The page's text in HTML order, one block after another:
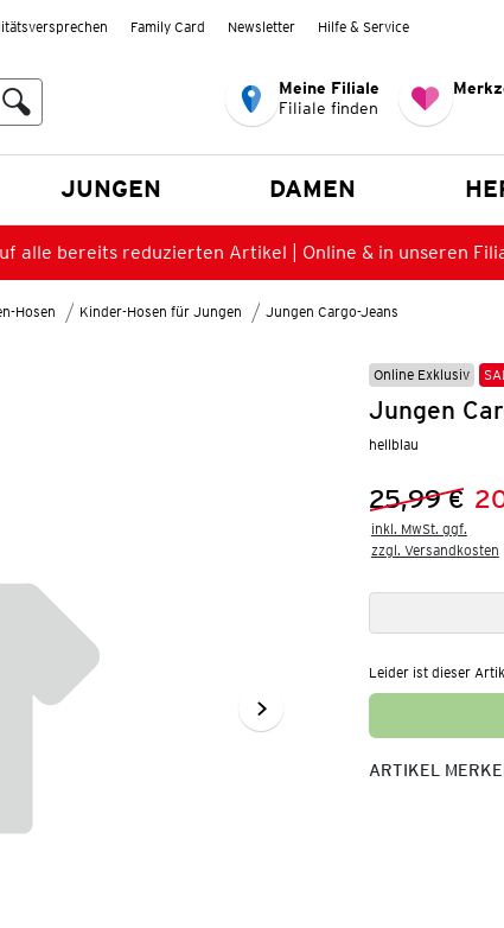
Family Card Newsletter Hilfe & Service
Meine Filiale
Filiale finden
JUNGEN DAMEN
alle bereits reduzierten Artikel | Online & in unseren
Hosen Kinder-Hosen für Jungen Jungen Cargo-Jeans
Online Exklusiv
Jungen
hellblau
Vorheriger
25,99 €
Neuer
inkl. MwSt. ggf.
zzgl. Versandkosten
Leider ist dieser
ARTIKEL